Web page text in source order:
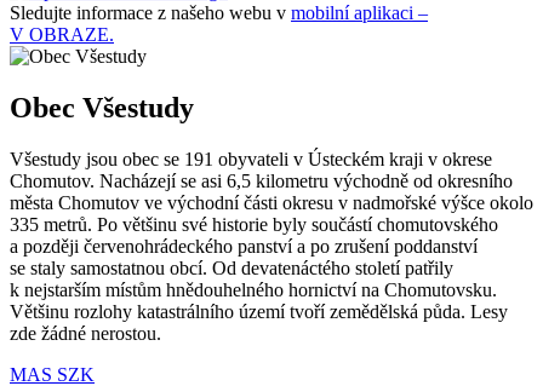
Sledujte informace z našeho webu v mobilní aplikaci –
V OBRAZE.
Obec Všestudy
Všestudy jsou obec se 191 obyvateli v Ústeckém kraji v okrese
Chomutov. Nacházejí se asi 6,5 kilometru východně od okresního
města Chomutov ve východní části okresu v nadmořské výšce okolo
335 metrů. Po většinu své historie byly součástí chomutovského
a později červenohrádeckého panství a po zrušení poddanství
se staly samostatnou obcí. Od devatenáctého století patřily
k nejstarším místům hnědouhelného hornictví na Chomutovsku.
Většinu rozlohy katastrálního území tvoří zemědělská půda. Lesy
zde žádné nerostou.
MAS SZK